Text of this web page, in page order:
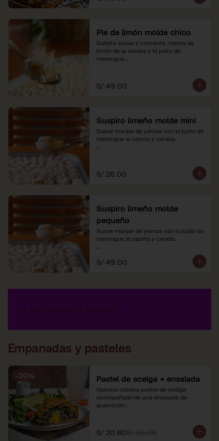
Pie de limón molde chico
Galleta suave y crocante, crema de
limón de la abuela y lo justo de
merengue.
soles e incluyen impuestos de ley y
recargo al consumo.
S/ 49.00
Suspiro limeño molde mini
Suave manjar de yemas con lo justo de
merengue al oporto y canela.
S/ 26.00
Suspiro limeño molde
pequeño
Suave manjar de yemas con lo justo de
merengue al oporto y canela.
*Nuestros precios están expresados en
soles e incluyen impuestos de ley y
S/ 49.00
Empanadas y pasteles
-20% Pastel de acelga + ensalada
Nuestro clásico pastel de acelga
acompañado de una ensalada de
guarnición.
S/ 20.80S/ 26.00